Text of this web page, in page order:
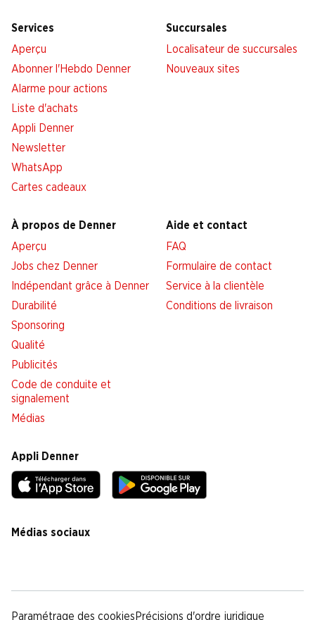
Services
Aperçu
Abonner l'Hebdo Denner
Alarme pour actions
Liste d'achats
Appli Denner
Newsletter
WhatsApp
Cartes cadeaux
Succursales
Localisateur de succursales
Nouveaux sites
À propos de Denner
Aperçu
Jobs chez Denner
Indépendant grâce à Denner
Durabilité
Sponsoring
Qualité
Publicités
Code de conduite et
signalement
Médias
Aide et contact
FAQ
Formulaire de contact
Service à la clientèle
Conditions de livraison
Appli Denner
Médias sociaux
Paramétrage des cookies Précisions d'ordre juridique